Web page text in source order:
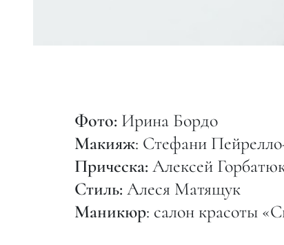
Фото: Ирина Бордо
Макияж: Стефани
Прическа: Алексей
Стиль: Алеся Матящук
Маникюр: салон красоты